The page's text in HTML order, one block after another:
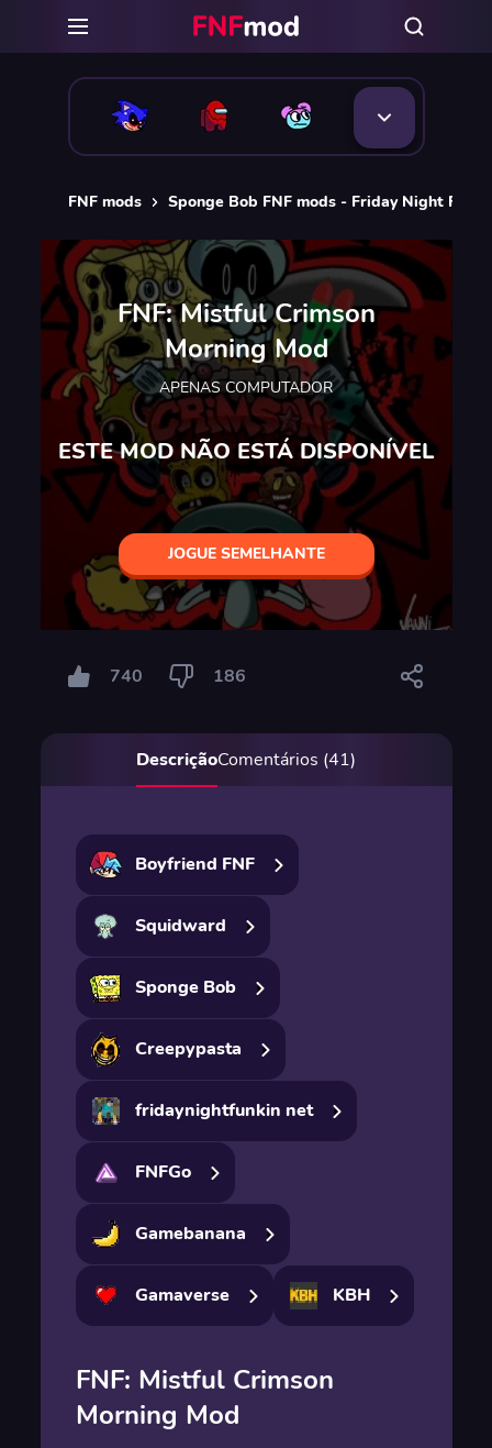
FNF mods Sponge Bob FNF mods - Friday Night
FNF: Mistful Crimson
Morning Mod
APENAS COMPUTADOR
ESTE MOD NÃO ESTÁ DISPONÍVEL
JOGUE SEMELHANTE
740 186
DescriçãoComentários (41)
Boyfriend FNF
Squidward
Sponge Bob
Creepypasta
fridaynightfunkin net
FNFGo
Gamebanana
Gamaverse KBH
FNF: Mistful Crimson
Morning Mod